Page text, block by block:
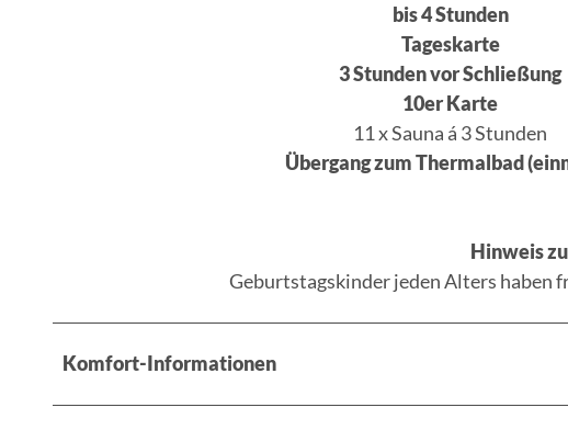
bis 4 Stunden
Tageskarte
3 Stunden vor Schließung
10er Karte
11 x Sauna á 3 Stunden
Übergang zum Thermalbad
Hinweis
Geburtstagskinder jeden Alters haben
Komfort-Informationen